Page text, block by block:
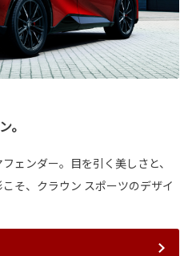
。
ェンダー。目を引く美しさと、
そ、クラウン スポーツのデザイ